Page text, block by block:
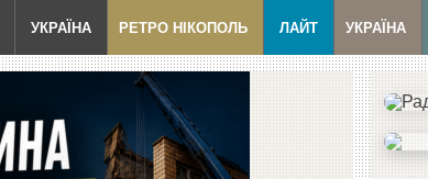
УКРАЇНА РЕТРО НІКОПОЛЬ ЛАЙТ УКРАЇНА